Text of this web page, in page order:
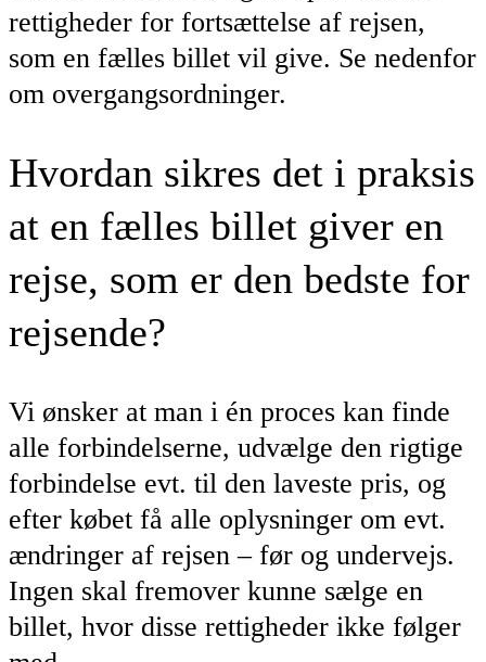
rettigheder for fortsættelse af rejsen,
som en fælles billet vil give. Se nedenfor
om overgangsordninger.
Hvordan sikres det i praksis
at en fælles billet giver en
rejse, som er den bedste for
rejsende?
Vi ønsker at man i én proces kan finde
alle forbindelserne, udvælge den rigtige
forbindelse evt. til den laveste pris, og
efter købet få alle oplysninger om evt.
ændringer af rejsen – før og undervejs.
Ingen skal fremover kunne sælge en
billet, hvor disse rettigheder ikke følger